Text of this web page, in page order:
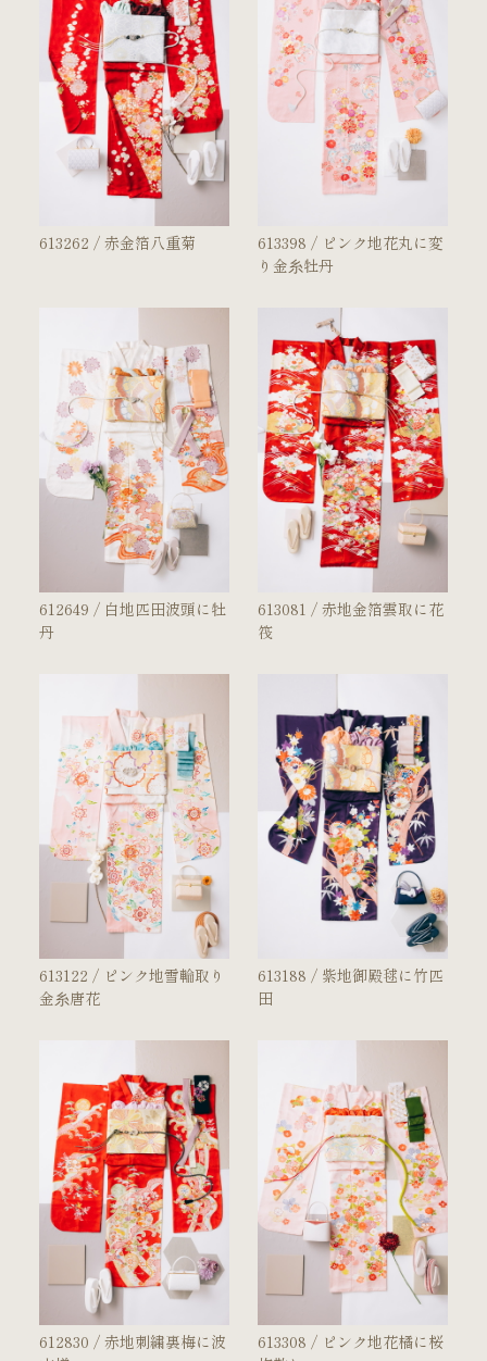
振袖レンタルの流れ
写真だけの成人式の流れ
ママ振袖の流れ
コーディネート小物
成人式当日の過ごし方
キャンペーン
ご試着・見学予約
お問い合わせ
613262 / 赤金箔八重菊
613398 / ピンク地花丸に変
り金糸牡丹
612649 / 白地匹田波頭に牡
丹
613081 / 赤地金箔雲取に花
筏
613122 / ピンク地雪輪取り
金糸唐花
613188 / 紫地御殿毬に竹匹
田
612830 / 赤地刺繍裏梅に波
613308 / ピンク地花橘に桜